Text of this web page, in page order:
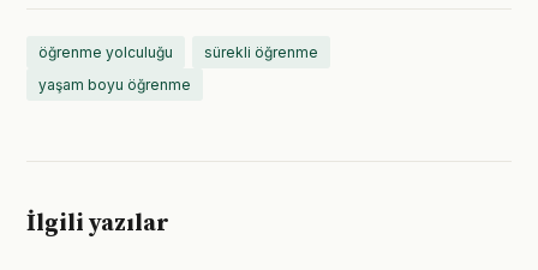
öğrenme yolculuğu
sürekli öğrenme
yaşam boyu öğrenme
İlgili yazılar